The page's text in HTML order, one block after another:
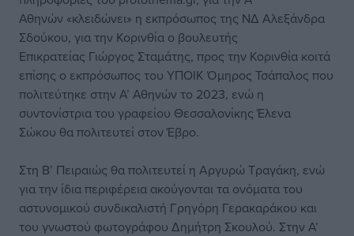
Αθηνών «κλειδώνει» η εκπρόσωπος της ΝΔ Αλεξάνδρα
Σδούκου, για την Κορινθία ο βουλευτής
Επικρατείας Γιώργος Σταμάτης, προς την Κορινθία κοιτά
επίσης ο εκπρόσωπος του ΥΠΟΙΚ Όμηρος Τσάπαλος που
πολιτεύτηκε στην Α’ Αθηνών το 2023, ενώ η
συντονίστρια του γραφείου Θεσσαλονίκης Έλενα
Σώκου θα πολιτευτεί στον Έβρο.
Στη Β’ Πειραιώς θα πολιτευτεί η Αργυρώ Τραγάκη, ενώ
για την ίδια περιφέρεια ακούγονται τα ονόματα του
αστυνομικού συνδικαλιστή Γρηγόρη Γερακαράκου και
του γνωστού φωτογράφου Δημήτρη Σκουλού. Στην Α’